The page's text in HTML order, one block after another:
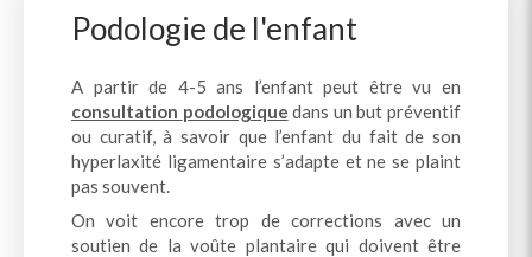
Podologie de l'enfant
A partir de 4-5 ans l’enfant peut être vu en
consultation podologique dans un but préventif
ou curatif, à savoir que l’enfant du fait de son
hyperlaxité ligamentaire s’adapte et ne se plaint
pas souvent.
On voit encore trop de corrections avec un
soutien de la voûte plantaire qui doivent être